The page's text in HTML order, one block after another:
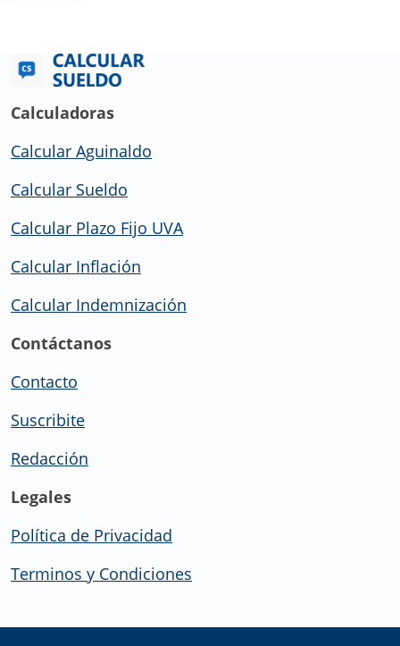
Calculadoras
Calcular Aguinaldo
Calcular Sueldo
Calcular Plazo Fijo UVA
Calcular Inflación
Calcular Indemnización
Contáctanos
Contacto
Suscribite
Redacción
Legales
Política de Privacidad
Terminos y Condiciones